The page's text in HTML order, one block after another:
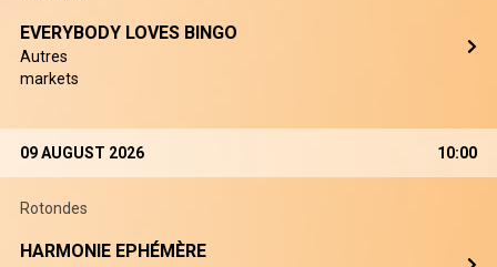
EVERYBODY LOVES BINGO
Autres
markets
09 AUGUST 2026 10:00
Rotondes
HARMONIE EPHÉMÈRE